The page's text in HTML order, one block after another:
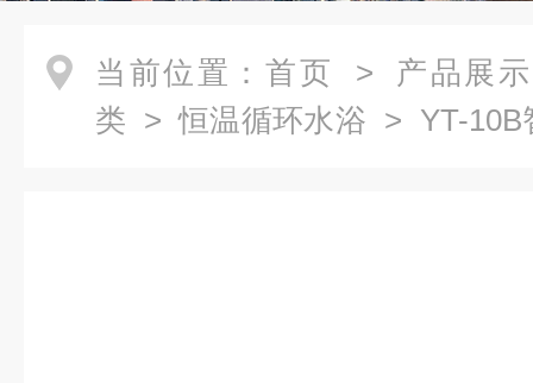
当前位置： 首页 > 产品展示
类 >恒温循环水浴 > YT-10B